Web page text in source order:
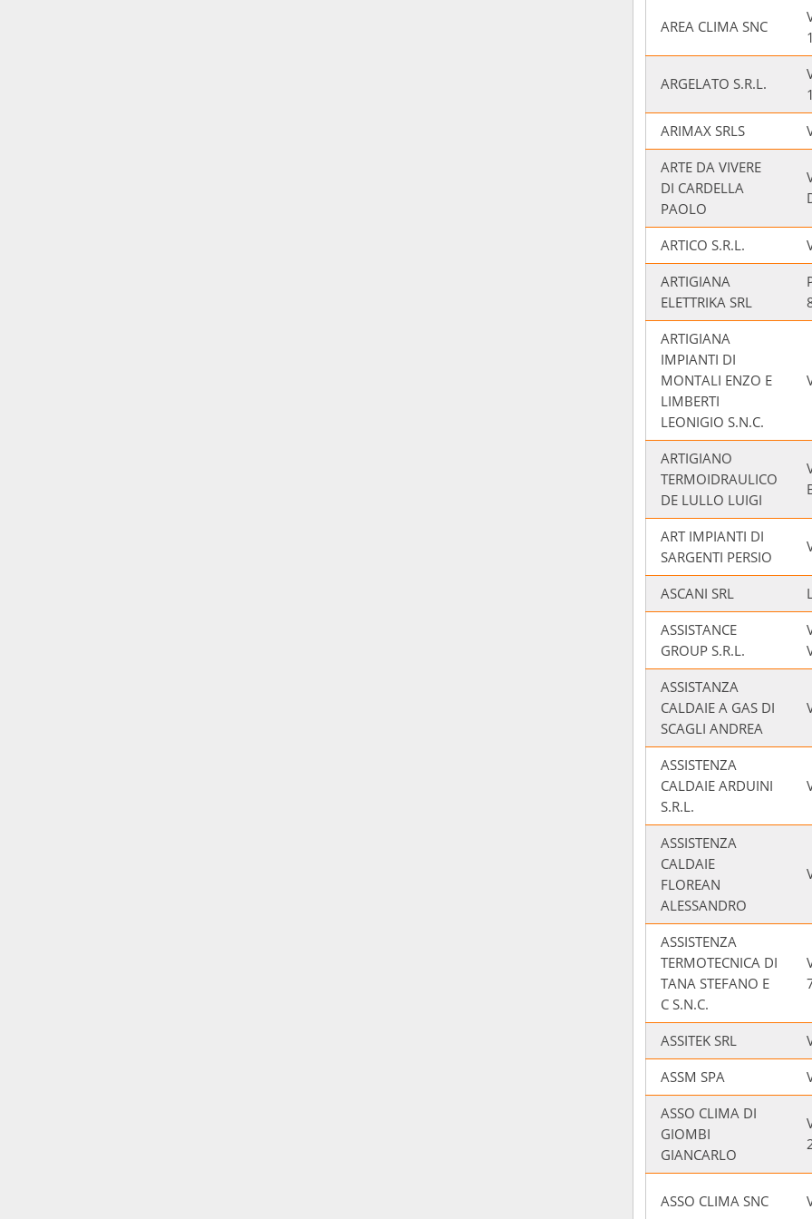
AREA CLIMA SNC
ARGELATO S.R.L.
ARIMAX SRLS
ARTE DA VIVERE
DI CARDELLA
PAOLO
ARTICO S.R.L.
ARTIGIANA
ELETTRIKA SRL
ARTIGIANA
IMPIANTI DI
MONTALI ENZO E
LIMBERTI
LEONIGIO S.N.C.
ARTIGIANO
TERMOIDRAULICO
DE LULLO LUIGI
ART IMPIANTI DI
SARGENTI PERSIO
ASCANI SRL
ASSISTANCE
GROUP S.R.L.
ASSISTANZA
CALDAIE A GAS DI
SCAGLI ANDREA
ASSISTENZA
CALDAIE ARDUINI
S.R.L.
ASSISTENZA
CALDAIE
FLOREAN
ALESSANDRO
ASSISTENZA
TERMOTECNICA DI
TANA STEFANO E
C S.N.C.
ASSITEK SRL
ASSM SPA
ASSO CLIMA DI
GIOMBI
GIANCARLO
ASSO CLIMA SNC